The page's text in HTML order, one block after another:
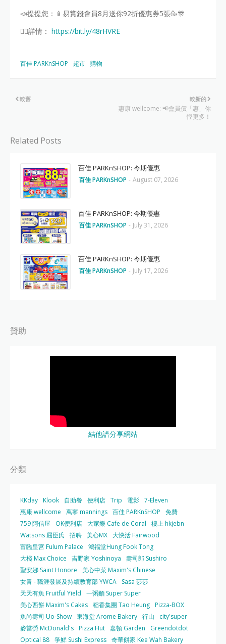
📣提提您：📱易賞錢會員8月送你92折優惠券5張🥳🎊
👉🏻詳情： https://bit.ly/48rHVRE
百佳 PARKnSHOP 超市 購物
較新的
惠康 wellcome: 📢會員價「惠」你
慳更多！
較舊
Related Posts
百佳 PARKnSHOP: 今期優惠
百佳 PARKnSHOP - August 07, 2026
百佳 PARKnSHOP: 今期優惠
百佳 PARKnSHOP - July 31, 2026
百佳 PARKnSHOP: 今期優惠
百佳 PARKnSHOP - July 17, 2026
贊助
結他譜分享網站
分類
KKday Klook 自助餐 便利店 Trip 電影 7-Eleven
惠康 wellcome
萬寧 mannings 百佳 PARKnSHOP
免費
759 阿信屋
OK便利店 大家樂 Cafe de Coral
樓上 hkjebn
Watsons 屈臣氏
招聘 美心MX 大快活 Fairwood
富臨皇宮 Fulum Palace
鴻福堂Hung Fook Tong
大棧 Max Choice
吉野家 Yoshinoya
壽司郎 Sushiro
聖安娜 Saint Honore
美心中菜 Maxim's Chinese
女青 - 職涯發展及持續教育部 YWCA
Sasa 莎莎
天天有魚 Fruitful Yield
一粥麵 Super Super
美心西餅 Maxim's Cakes 稻香集團 Tao Heung Pizza-BOX
魚尚壽司 Uo-Show 東海堂 Arome Bakery 行山
city'super
麥當勞 McDonald's Pizza Hut 嘉頓 Garden
Greendotdot
Optical 88 爭鮮 Sushi Express 奇華餅家 Kee Wah Bakery